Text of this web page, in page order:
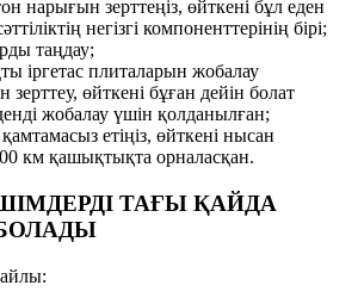
нарығын зерттеңіз, өйткені бұл еден
негізгі компоненттерінің бірі;
таңдау;
іргетас плиталарын жобалау
зерттеу, өйткені бұған дейін болат
жобалау үшін қолданылған;
етіңіз, өйткені нысан
км қашықтықта орналасқан.
ТАҒЫ ҚАЙДА